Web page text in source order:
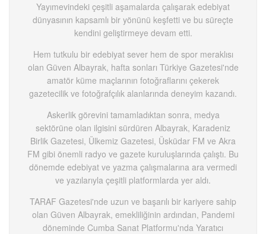
Yayımevindeki çeşitli aşamalarda çalışarak edebiyat
dünyasının kapsamlı bir yönünü keşfetti ve bu süreçte
kendini geliştirmeye devam etti.
Hem tutkulu bir edebiyat sever hem de spor meraklısı
olan Güven Albayrak, hafta sonları Türkiye Gazetesi'nde
amatör küme maçlarının fotoğraflarını çekerek
gazetecilik ve fotoğrafçılık alanlarında deneyim kazandı.
Askerlik görevini tamamladıktan sonra, medya
sektörüne olan ilgisini sürdüren Albayrak, Karadeniz
Birlik Gazetesi, Ülkemiz Gazetesi, Üsküdar FM ve Akra
FM gibi önemli radyo ve gazete kuruluşlarında çalıştı. Bu
dönemde edebiyat ve yazma çalışmalarına ara vermedi
ve yazılarıyla çeşitli platformlarda yer aldı.
TARAF Gazetesi'nde uzun ve başarılı bir kariyere sahip
olan Güven Albayrak, emekliliğinin ardından, Pandemi
döneminde Cumba Sanat Platformu'nda Yaratıcı